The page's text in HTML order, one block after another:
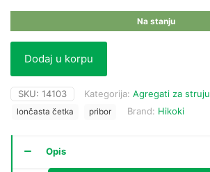
Na stanju
Dodaj u korpu
SKU: 14103 Kategorija: Agregati za struju
lončasta četka
pribor Brand: Hikoki
Opis